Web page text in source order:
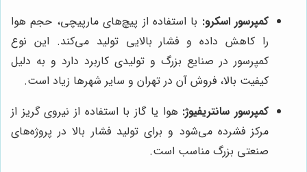
کمپرسور اسکرو: با استفاده از پیچ‌های مارپیچی، حجم هوا
را کاهش داده و فشار بالایی تولید می‌کند. این نوع
کمپرسور در صنایع بزرگ و تولیدی کاربرد دارد و به دلیل
کیفیت بالا، فروش آن در تهران و سایر شهرها زیاد است.
کمپرسور سانتریفیوژ: هوا یا گاز با استفاده از نیروی گریز از
مرکز فشرده می‌شود و برای تولید فشار بالا در پروژه‌های
صنعتی بزرگ مناسب است.